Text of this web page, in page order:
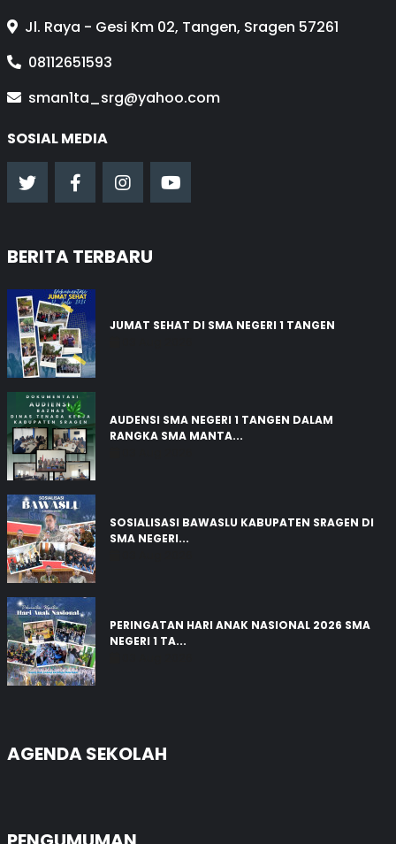
Jl. Raya - Gesi Km 02, Tangen, Sragen 57261
08112651593
sman1ta_srg@yahoo.com
SOSIAL MEDIA
BERITA TERBARU
JUMAT SEHAT DI SMA NEGERI 1 TANGEN
AUDENSI SMA NEGERI 1 TANGEN DALAM
RANGKA SMA MANTA...
SOSIALISASI BAWASLU KABUPATEN SRAGEN DI
SMA NEGERI...
PERINGATAN HARI ANAK NASIONAL 2026 SMA
NEGERI 1 TA...
AGENDA SEKOLAH